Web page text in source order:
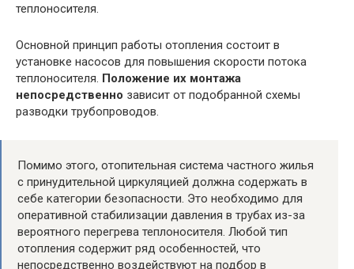
теплоносителя.
Основной принцип работы отопления состоит в
установке насосов для повышения скорости потока
теплоносителя. Положение их монтажа
непосредственно зависит от подобранной схемы
разводки трубопроводов.
Помимо этого, отопительная система частного жилья
с принудительной циркуляцией должна содержать в
себе категории безопасности. Это необходимо для
оперативной стабилизации давления в трубах из-за
вероятного перегрева теплоносителя. Любой тип
отопления содержит ряд особенностей, что
непосредственно воздействуют на подбор в